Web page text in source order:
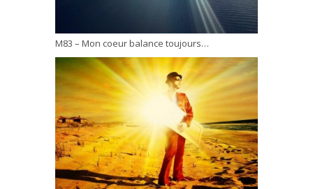
M83 – Mon coeur balance toujours…